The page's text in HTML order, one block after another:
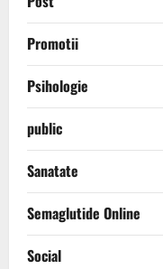
Promotii
Psihologie
public
Sanatate
Semaglutide Online
Social